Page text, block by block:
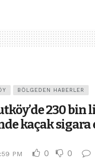
BÖLGEDEN HABERLER
230 bin
kaçak
PM 0 0